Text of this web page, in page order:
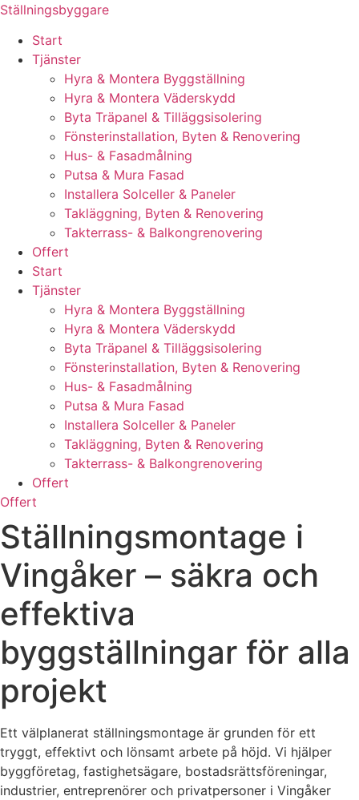
Skip
content
Ställningsbyggare
Start
Tjänster
Hyra & Montera Byggställning
Hyra & Montera Väderskydd
Byta Träpanel & Tilläggsisolering
Fönsterinstallation, Byten & Renovering
Hus- & Fasadmålning
Putsa & Mura Fasad
Installera Solceller & Paneler
Takläggning, Byten & Renovering
Takterrass- & Balkongrenovering
Offert
Start
Tjänster
Hyra & Montera Byggställning
Hyra & Montera Väderskydd
Byta Träpanel & Tilläggsisolering
Fönsterinstallation, Byten & Renovering
Hus- & Fasadmålning
Putsa & Mura Fasad
Installera Solceller & Paneler
Takläggning, Byten & Renovering
Takterrass- & Balkongrenovering
Offert
Offert
Ställningsmontage i
Vingåker – säkra och
effektiva
byggställningar för alla
projekt
Ett välplanerat ställningsmontage är grunden för ett
tryggt, effektivt och lönsamt arbete på höjd. Vi hjälper
byggföretag, fastighetsägare, bostadsrättsföreningar,
industrier, entreprenörer och privatpersoner i Vingåker